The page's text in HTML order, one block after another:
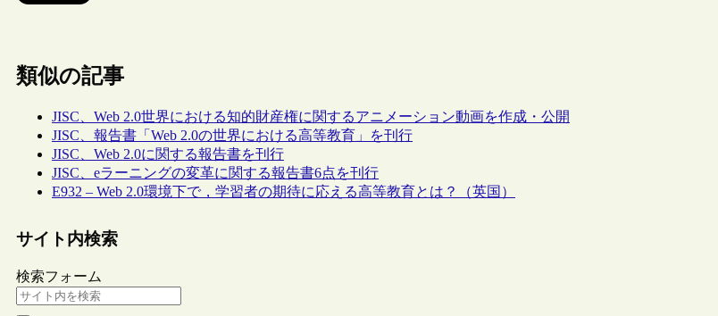
類似の記事
JISC、Web 2.0世界における知的財産権に関するアニメーション動画を作成・公開
JISC、報告書「Web 2.0の世界における高等教育」を刊行
JISC、Web 2.0に関する報告書を刊行
JISC、eラーニングの変革に関する報告書6点を刊行
E932 – Web 2.0環境下で，学習者の期待に応える高等教育とは？（英国）
サイト内検索
検索フォーム